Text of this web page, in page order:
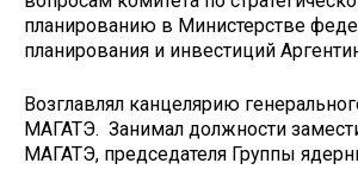
планированию в Министерстве
планирования и инвестиций
Возглавлял канцелярию
МАГАТЭ. Занимал должности
МАГАТЭ, председателя Группы